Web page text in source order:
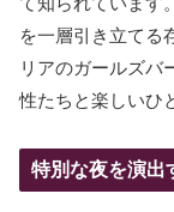
を一層引き立てる
リアのガールズバ
性たちと楽しいひ
特別な夜を演出